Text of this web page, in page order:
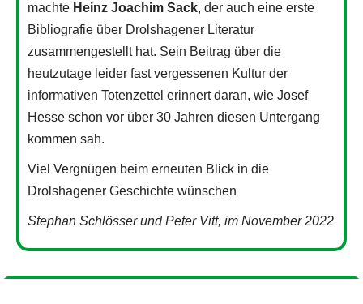
machte Heinz Joachim Sack, der auch eine erste
Bibliografie über Drolshagener Literatur
zusammengestellt hat. Sein Beitrag über die
heutzutage leider fast vergessenen Kultur der
informativen Totenzettel erinnert daran, wie Josef
Hesse schon vor über 30 Jahren diesen Untergang
kommen sah.
Viel Vergnügen beim erneuten Blick in die
Drolshagener Geschichte wünschen
Stephan Schlösser und Peter Vitt, im November 2022